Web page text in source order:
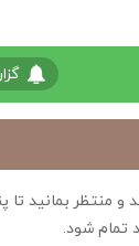
و منتظر
تمام شود.